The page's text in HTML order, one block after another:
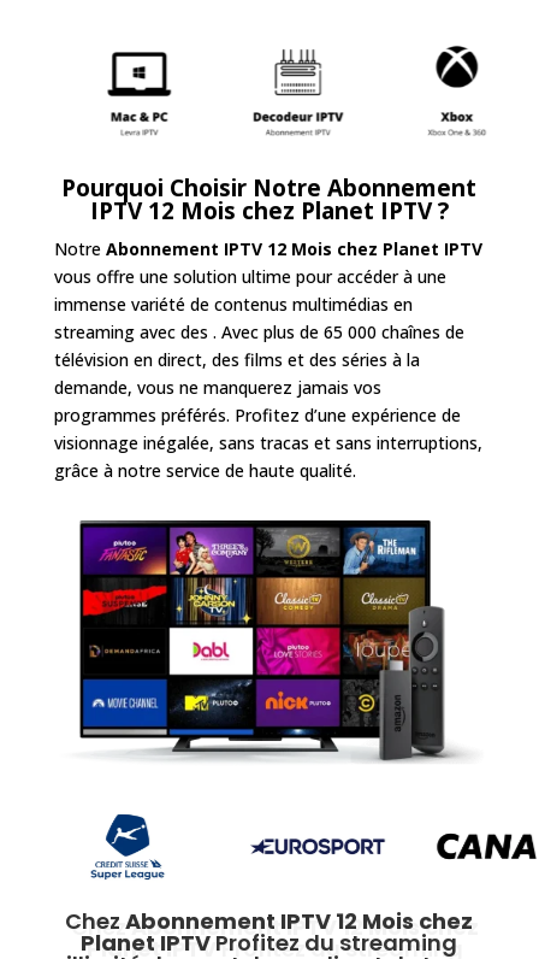
Pourquoi Choisir NotreAbonnement
IPTV 12 Mois chez Planet IPTV?
Notre Abonnement IPTV 12 Mois chez Planet IPTV
vous offre une solution ultime pour accéder à une
immense variété de contenus multimédias en
streaming avec des . Avec plus de 65 000 chaînes de
télévision en direct, des films et des séries à la
demande, vous ne manquerez jamais vos
programmes préférés. Profitez d’une expérience de
visionnage inégalée, sans tracas et sans interruptions,
grâce à notre service de haute qualité.
ChezAbonnement IPTV 12 Mois chez
Planet IPTV Profitez du streaming